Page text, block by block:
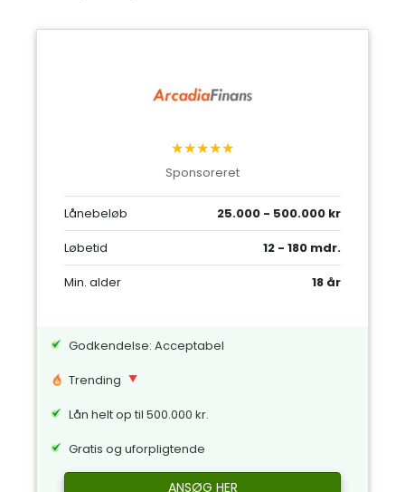
★★★★★
Sponsoreret
Lånebeløb
25.000 - 500.000 kr
Løbetid
12 - 180 mdr.
Min. alder
18 år
Godkendelse: Acceptabel
Trending
Lån helt op til 500.000 kr.
Gratis og uforpligtende
ANSØG HER